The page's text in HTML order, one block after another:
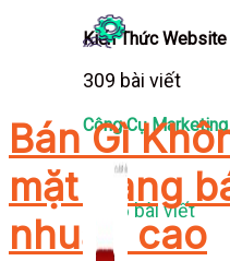
Kiến Thức Website
309 bài viết
Công Cụ Marketing
1,066 bài viết
Bán Gì
mặt hàng
nhuận cao